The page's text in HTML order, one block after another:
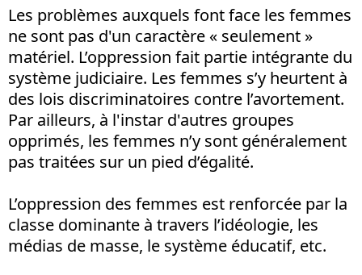
Les problèmes auxquels font face les femmes
ne sont pas d'un caractère « seulement »
matériel. L’oppression fait partie intégrante du
système judiciaire. Les femmes s’y heurtent à
des lois discriminatoires contre l’avortement.
Par ailleurs, à l'instar d'autres groupes
opprimés, les femmes n’y sont généralement
pas traitées sur un pied d’égalité.
L’oppression des femmes est renforcée par la
classe dominante à travers l’idéologie, les
médias de masse, le système éducatif, etc.